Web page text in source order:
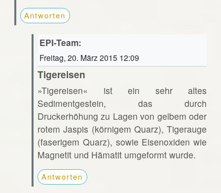
Antworten
EPI-Team:
Freitag, 20. März 2015 12:09
Tigereisen
»Tigereisen« ist ein sehr altes
Sedimentgestein, das durch
Druckerhöhung zu Lagen von gelbem oder
rotem Jaspis (körnigem Quarz), Tigerauge
(faserigem Quarz), sowie Eisenoxiden wie
Magnetit und Hämatit umgeformt wurde.
Antworten